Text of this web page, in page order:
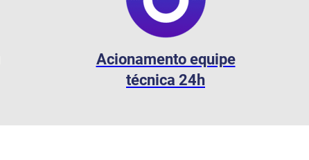
Acionamento equipe
técnica 24h